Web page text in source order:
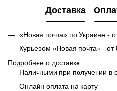
Доставка
«Новая почта» по Украине -
Курьером «Новая почта» - от
Подробнее о доставке
Наличными при получении в
Онлайн оплата на карту